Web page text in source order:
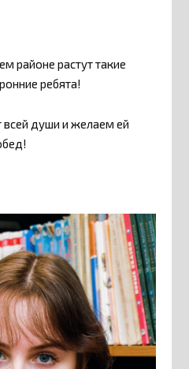
районе растут такие
ребята!
души и желаем ей